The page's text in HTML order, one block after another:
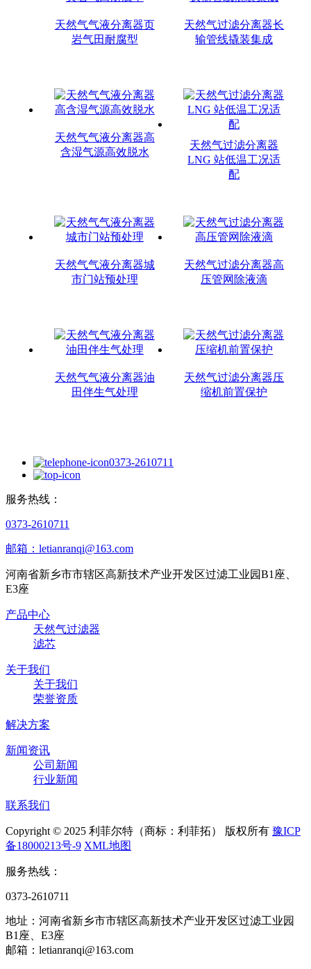
天然气气液分离器页
岩气田耐腐型
天然气过滤分离器长
输管线撬装集成
天然气气液分离器高
含湿气源高效脱水
天然气过滤分离器
LNG 站低温工况适
配
天然气气液分离器城
市门站预处理
天然气过滤分离器高
压管网除液滴
天然气气液分离器油
田伴生气处理
天然气过滤分离器压
缩机前置保护
0373-2610711
服务热线：
0373-2610711
邮箱：letianranqi@163.com
河南省新乡市市辖区高新技术产业开发区过滤工业园B1座、
E3座
产品中心
天然气过滤器
滤芯
关于我们
关于我们
荣誉资质
解决方案
新闻资讯
公司新闻
行业新闻
联系我们
Copyright © 2025 利菲尔特（商标：利菲拓） 版权所有 豫ICP
备18000213号-9 XML地图
服务热线：
0373-2610711
地址：河南省新乡市市辖区高新技术产业开发区过滤工业园
B1座、E3座
邮箱：letianranqi@163.com